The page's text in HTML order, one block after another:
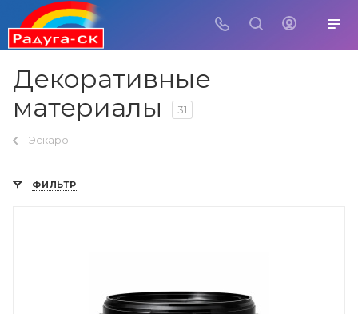
Декоративные
материалы
31
Эскаро
ФИЛЬТР